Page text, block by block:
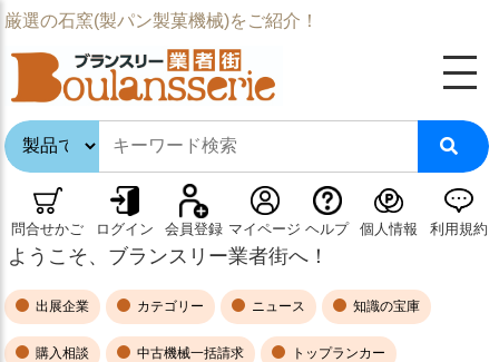
厳選の石窯(製パン製菓機械)をご紹介！
問合せかご ログイン 会員登録 マイページ ヘルプ 個人情報 利用規約
ようこそ、ブランスリー業者街へ！
出展企業 カテゴリー ニュース 知識の宝庫
購入相談 中古機械一括請求 トップランカー